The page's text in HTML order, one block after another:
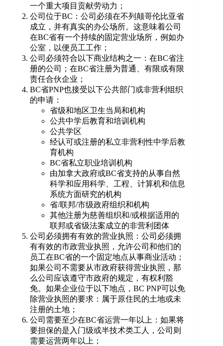
一个重大项目贡献劳动力；
公司位于BC：公司必须在不列颠哥伦比亚省
成立，并有真实的办公场所。这意味着公司
在BC省有一个持续的固定营业场所，例如办
公室，以便员工工作；
公司必须符合以下商业结构之一：在BC省注
册的公司；在BC省注册为普通、有限或有限
责任合伙企业；
BC省PNP也接受以下公共部门或非营利组织
的申请：
省级和地区卫生当局和机构
公共中学后教育和培训机构
公共学区
经认可或注册的私立非营利性中学后教
育机构
BC省私立职业培训机构
由加拿大政府或BC省支持的从事自然
科学和应用科学、工程、计算机和信息
系统方面研究的机构
省/联邦/市级政府组织和机构
其他注册为慈善组织和/或根据适用的
联邦或省级法案成立的非营利团体
公司必须拥有有效的营业执照：公司必须拥
有有效的市政营业执照，允许公司和他们的
员工在BC省的一个固定地点从事商业活动；
如果公司不需要从市政府获得营业执照，那
么公司应该遵守市政府的规定，有权利豁
免。如果企业位于以下地点，BC PNP可以免
除营业执照的要求：属于原住民的土地或未
注册的土地；
公司需要至少在BC省运营一年以上：如果将
要担保的是入门级或半技术类工人，公司则
需要运营两年以上；